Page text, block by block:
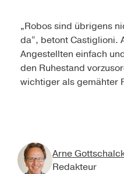
„Robos sind übrigens
da“, betont Castiglioni.
Angestellten einfach
den Ruhestand
wichtiger als gemähter
Arne
Redakteur